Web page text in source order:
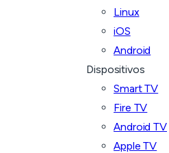
Linux
iOS
Android
Dispositivos
Smart TV
Fire TV
Android TV
Apple TV